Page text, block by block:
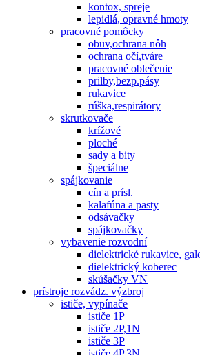
kontox, spreje
lepidlá, opravné hmoty
pracovné pomôcky
obuv,ochrana nôh
ochrana očí,tváre
pracovné oblečenie
prilby,bezp.pásy
rukavice
rúška,respirátory
skrutkovače
krížové
ploché
sady a bity
špeciálne
spájkovanie
cín a prísl.
kalafúna a pasty
odsávačky
spájkovačky
vybavenie rozvodní
dielektrické rukavice,
dielektrický koberec
skúšačky VN
prístroje rozvádz. výzbroj
ističe, vypínače
ističe 1P
ističe 2P,1N
ističe 3P